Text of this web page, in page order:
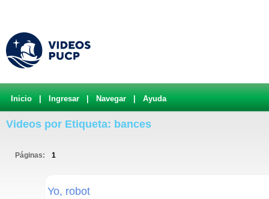
Inicio Ingresar Navegar Ayuda
Videos por Etiqueta: bances
Páginas: 1
Yo, robot